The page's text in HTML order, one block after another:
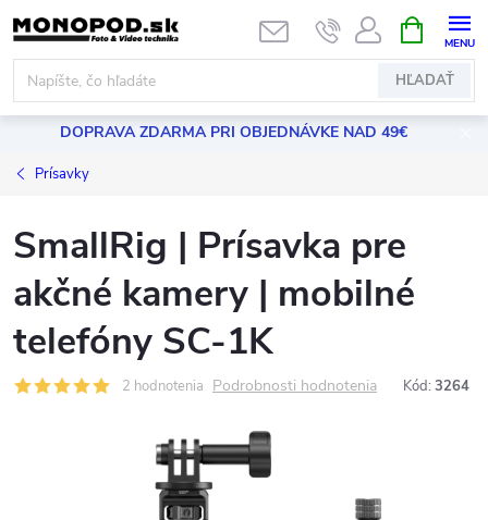
Prejsť
na
obsah
HĽADAŤ
KOŠÍK
DOPRAVA ZDARMA PRI OBJEDNÁVKE NAD 49€
Prísavky
SmallRig | Prísavka pre
akčné kamery | mobilné
telefóny SC-1K
2 hodnotenia Podrobnosti hodnotenia Kód: 3264